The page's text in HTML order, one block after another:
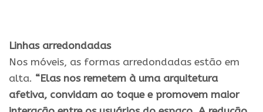
Linhas arredondadas
Nos móveis, as formas arredondadas estão em
alta. “Elas nos remetem à uma arquitetura
afetiva, convidam ao toque e promovem maior